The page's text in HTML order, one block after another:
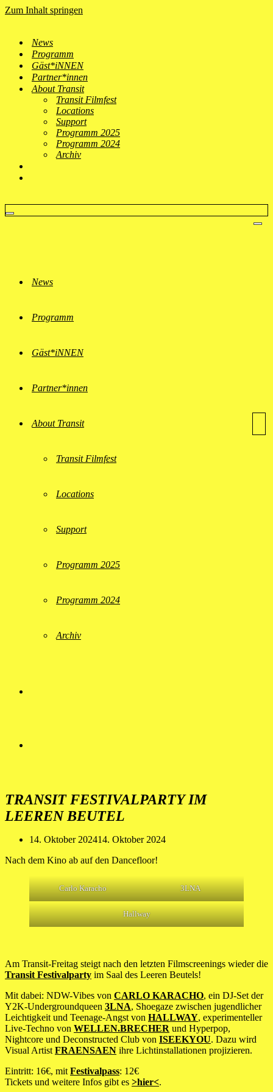
Zum Inhalt springen
News
Programm
Gäst*iNNEN
Partner*innen
About Transit
Transit Filmfest
Locations
Support
Programm 2025
Programm 2024
Archiv
Navigationsmenü
News
Programm
Gäst*iNNEN
Partner*innen
About Transit
Transit Filmfest
Locations
Support
Programm 2025
Programm 2024
Archiv
TRANSIT FESTIVALPARTY IM
LEEREN BEUTEL
14. Oktober 202414. Oktober 2024
Nach dem Kino ab auf den Dancefloor!
Carlo Karacho 3LNA
Hallway
Am Transit-Freitag steigt nach den letzten Filmscreenings wieder die
Transit Festivalparty im Saal des Leeren Beutels!
Mit dabei: NDW-Vibes von CARLO KARACHO, ein DJ-Set der
Y2K-Undergroundqueen 3LNA, Shoegaze zwischen jugendlicher
Leichtigkeit und Teenage-Angst von HALLWAY, experimenteller
Live-Techno von WELLEN.BRECHER und Hyperpop,
Nightcore und Deconstructed Club von ISEEKYOU. Dazu wird
Visual Artist FRAENSAEN ihre Lichtinstallationen projizieren.
Eintritt: 16€, mit Festivalpass: 12€
Tickets und weitere Infos gibt es >hier<.